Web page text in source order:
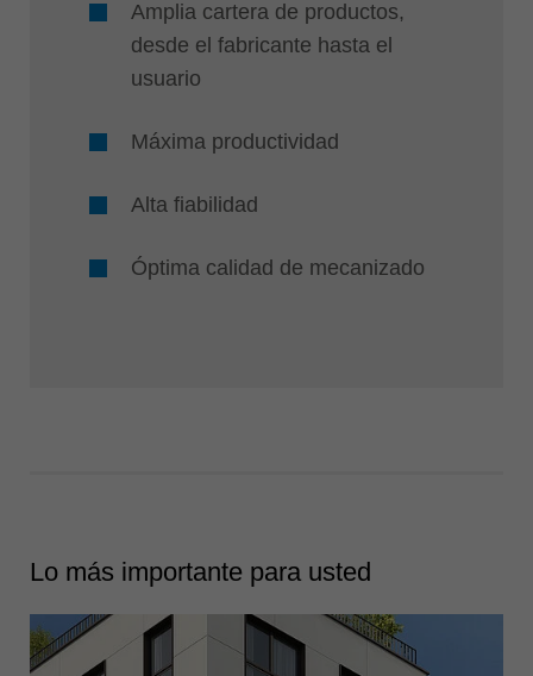
Amplia cartera de productos,
desde el fabricante hasta el
usuario
Máxima productividad
Alta fiabilidad
Óptima calidad de mecanizado
Lo más importante para usted